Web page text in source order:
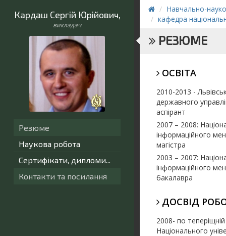
Кардаш Сергій Юрійович,
викладач
Резюме
Наукова робота
Сертифікати, дипломи...
Контакти та посилання
Навчально-
кафедра
РЕЗЮМЕ
ОСВІТА
2010-2013 -
державного
аспірант
2007 – 2008:
інформаційного
магістра
2003 – 2007:
інформаційного
бакалавра
ДОСВІД
2008- по
Національного